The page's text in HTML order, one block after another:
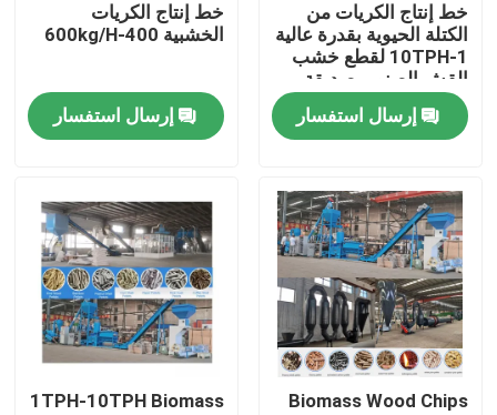
منزل
المنتجات
عرض الواقع الافتراضي
حول بنا
جولة في المعمل
خط إنتاج الكريات من
الكتلة الحيوية بقدرة عالية
1-10TPH لقطع خشب
القش الصنوبر صديقة
للبيئة
إرسال استفسار
خط إنتاج الكريات
الخشبية 400-600kg/H
إرسال استفسار
Biomass Wood Chips
1TPH-10TPH Biomass